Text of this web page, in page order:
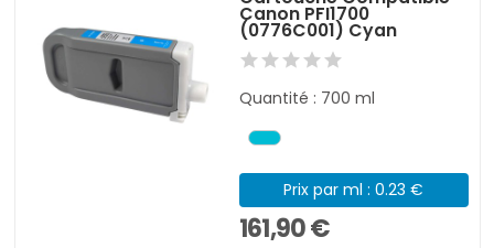
Canon PFI1700
(0776C001) Cyan
Quantité : 700 ml
Prix par ml : 0.23 €
161,90 €